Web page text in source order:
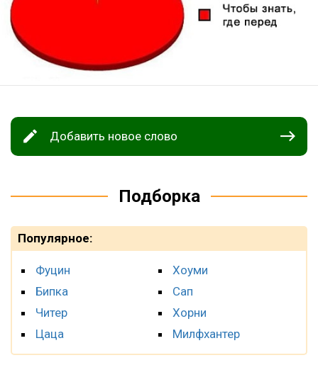
Добавить новое слово
Подборка
Популярное:
Фуцин
Бипка
Читер
Цаца
Хоуми
Сап
Хорни
Милфхантер